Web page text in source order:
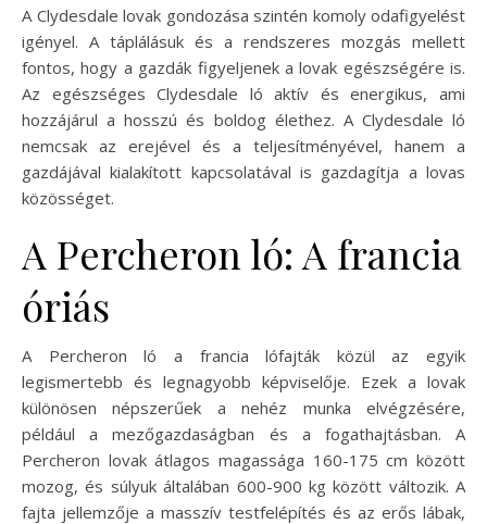
A Clydesdale lovak gondozása szintén komoly odafigyelést
igényel. A táplálásuk és a rendszeres mozgás mellett
fontos, hogy a gazdák figyeljenek a lovak egészségére is.
Az egészséges Clydesdale ló aktív és energikus, ami
hozzájárul a hosszú és boldog élethez. A Clydesdale ló
nemcsak az erejével és a teljesítményével, hanem a
gazdájával kialakított kapcsolatával is gazdagítja a lovas
közösséget.
A Percheron ló: A francia
óriás
A Percheron ló a francia lófajták közül az egyik
legismertebb és legnagyobb képviselője. Ezek a lovak
különösen népszerűek a nehéz munka elvégzésére,
például a mezőgazdaságban és a fogathajtásban. A
Percheron lovak átlagos magassága 160-175 cm között
mozog, és súlyuk általában 600-900 kg között változik. A
fajta jellemzője a masszív testfelépítés és az erős lábak,